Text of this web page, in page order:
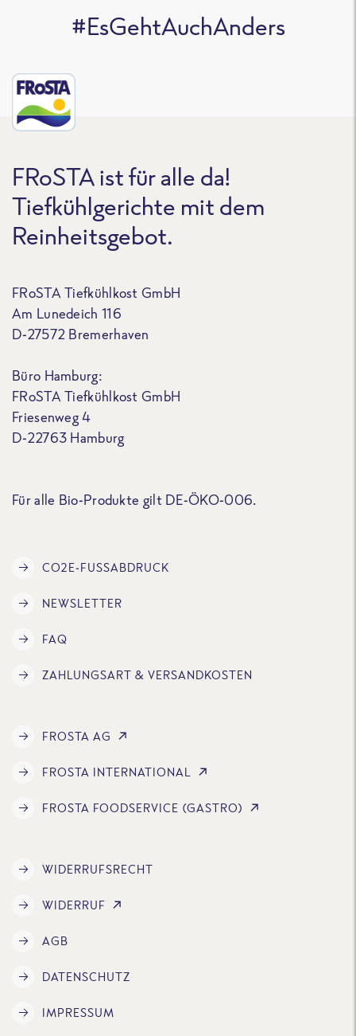
#EsGehtAuchAnders
FRoSTA ist für alle da!
Tiefkühlgerichte mit dem
Reinheitsgebot.
FRoSTA Tiefkühlkost GmbH
Am Lunedeich 116
D-27572 Bremerhaven
Büro Hamburg:
FRoSTA Tiefkühlkost GmbH
Friesenweg 4
D-22763 Hamburg
Für alle Bio-Produkte gilt DE-ÖKO-006.
CO2E-FUSSABDRUCK
NEWSLETTER
FAQ
ZAHLUNGSART & VERSANDKOSTEN
FROSTA AG
FROSTA INTERNATIONAL
FROSTA FOODSERVICE (GASTRO)
WIDERRUFSRECHT
WIDERRUF
AGB
DATENSCHUTZ
IMPRESSUM